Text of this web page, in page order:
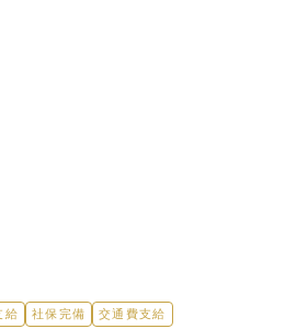
給 社保完備
交通費支給